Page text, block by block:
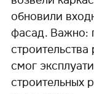
обновили
фасад. Важно:
строительства
смог
строительных